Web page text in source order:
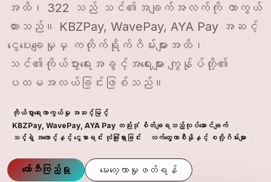
အထိ၊ 322 သည် သင်၏အချက်အလက်ကို ကာကွယ်
ထားသည်။ KBZPay, WavePay, AYA Pay အဆင့်
ငွေပေးချေမှုမှ ကတိုက်ရိုက်ဂိမ်းများအထိ၊
သင်၏ကိုယ်ပွားရေးအခွင့်အရေးများ ကျွန်ုပ်တို့၏
ပထမအလယ်ခြင်းဖြစ်သည်။
ကိုယ်ပွားရေးကာကွယ်မှု အဆင့်မြင့်
KBZPay, WavePay, AYA Pay တည်းဒုံ စိတ်ချရသည့်လုပ်ဆောင်ချက်
သင့်ရဲ့ အကောင့်နှင့် ငွေစာရင်း လုံခြုံရှားခြင်း
လက်တွေ့ကာစီနိုနှင့် စလို့ဂိမ်းများ
လော်ဘီကြည့်ရှု မေးလေ့လာမှုဖတ်ရန်